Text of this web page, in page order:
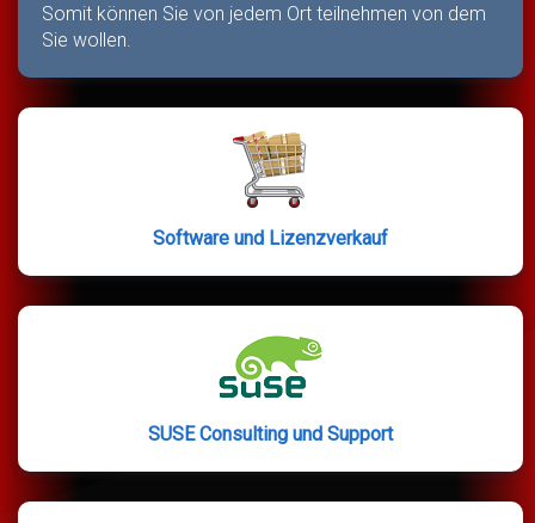
Somit können Sie von jedem Ort teilnehmen von dem
Sie wollen.
Software und Lizenzverkauf
SUSE Consulting und Support